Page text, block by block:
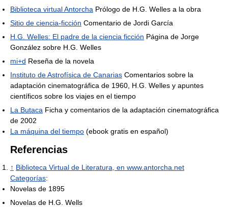
Biblioteca virtual Antorcha Prólogo de H.G. Welles a la obra
Sitio de ciencia-ficción Comentario de Jordi García
H.G. Welles: El padre de la ciencia ficción Página de Jorge
González sobre H.G. Welles
mi+d Reseña de la novela
Instituto de Astrofísica de Canarias Comentarios sobre la
adaptación cinematográfica de 1960, H.G. Welles y apuntes
científicos sobre los viajes en el tiempo
La Butaca Ficha y comentarios de la adaptación cinematográfica
de 2002
La máquina del tiempo (ebook gratis en español)
Referencias
↑ Biblioteca Virtual de Literatura, en www.antorcha.net
Categorías:
Novelas de 1895
Novelas de H.G. Wells